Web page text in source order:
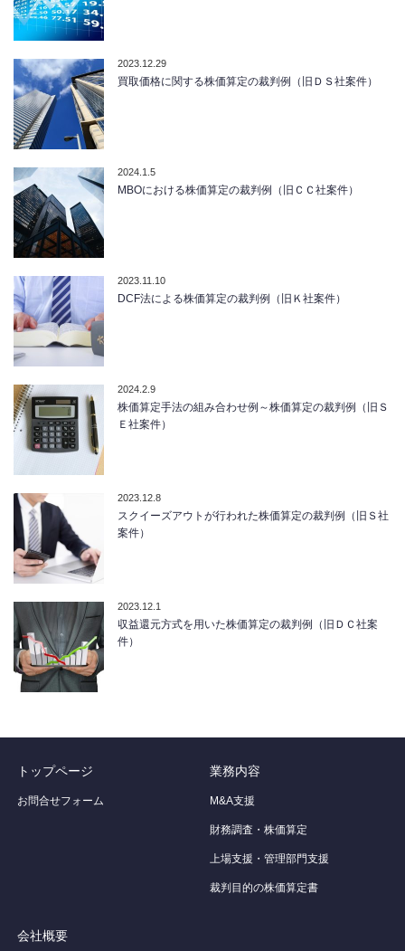
2023.12.29
買取価格に関する株価算定の裁判例（旧ＤＳ社案件）
2024.1.5
MBOにおける株価算定の裁判例（旧ＣＣ社案件）
2023.11.10
DCF法による株価算定の裁判例（旧Ｋ社案件）
2024.2.9
株価算定手法の組み合わせ例～株価算定の裁判例（旧Ｓ
Ｅ社案件）
2023.12.8
スクイーズアウトが行われた株価算定の裁判例（旧Ｓ社
案件）
2023.12.1
収益還元方式を用いた株価算定の裁判例（旧ＤＣ社案
件）
トップページ
お問合せフォーム
業務内容
M&A支援
財務調査・株価算定
上場支援・管理部門支援
裁判目的の株価算定書
会社概要